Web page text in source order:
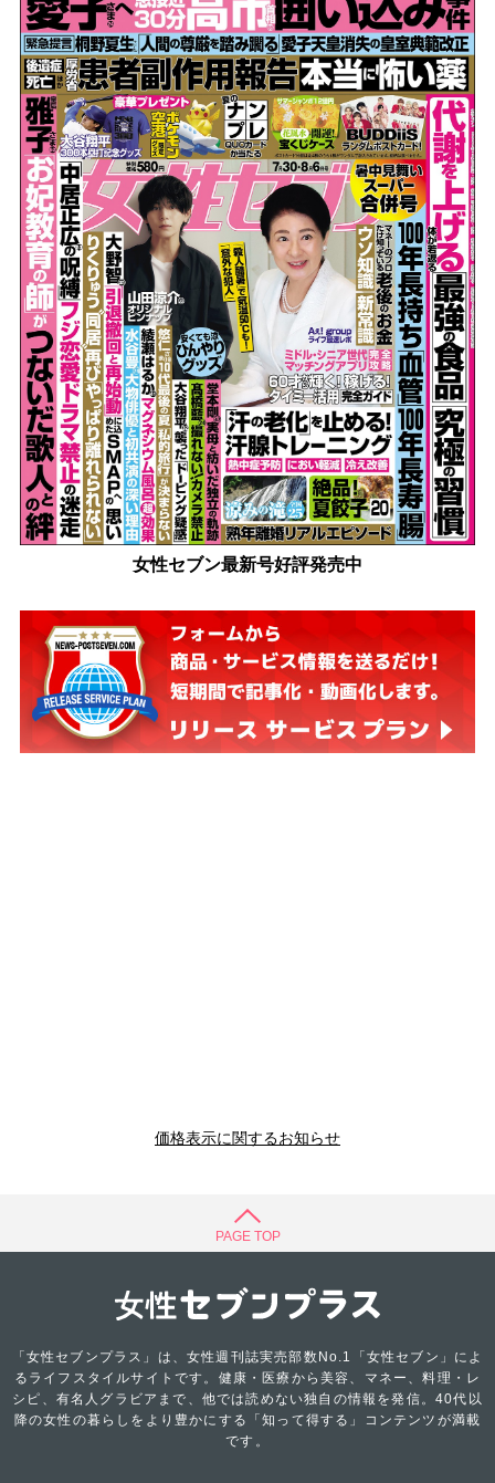
女性セブン最新号好評発売中
価格表示に関するお知らせ
PAGE TOP
「女性セブンプラス」は、女性週刊誌実売部数No.1「女性セブン」によ
るライフスタイルサイトです。健康・医療から美容、マネー、料理・レ
シピ、有名人グラビアまで、他では読めない独自の情報を発信。40代以
降の女性の暮らしをより豊かにする「知って得する」コンテンツが満載
です。